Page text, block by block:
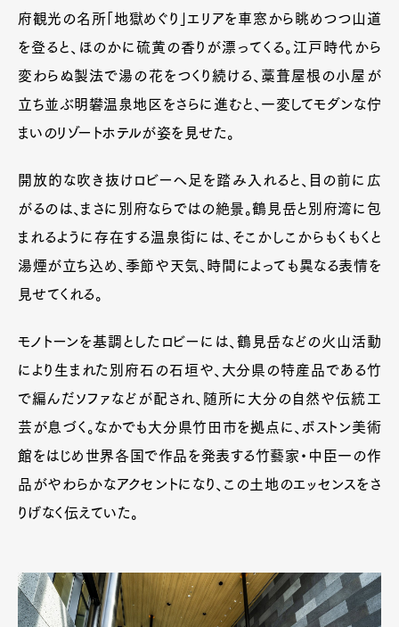
府観光の名所「地獄めぐり」エリアを車窓から眺めつつ山道
を登ると、ほのかに硫黄の香りが漂ってくる。江戸時代から
変わらぬ製法で湯の花をつくり続ける、藁葺屋根の小屋が
立ち並ぶ明礬温泉地区をさらに進むと、一変してモダンな佇
まいのリゾートホテルが姿を見せた。
開放的な吹き抜けロビーへ足を踏み入れると、目の前に広
がるのは、まさに別府ならではの絶景。鶴見岳と別府湾に包
まれるように存在する温泉街には、そこかしこからもくもくと
湯煙が立ち込め、季節や天気、時間によっても異なる表情を
見せてくれる。
モノトーンを基調としたロビーには、鶴見岳などの火山活動
により生まれた別府石の石垣や、大分県の特産品である竹
で編んだソファなどが配され、随所に大分の自然や伝統工
芸が息づく。なかでも大分県竹田市を拠点に、ボストン美術
館をはじめ世界各国で作品を発表する竹藝家・中臣一の作
品がやわらかなアクセントになり、この土地のエッセンスをさ
りげなく伝えていた。